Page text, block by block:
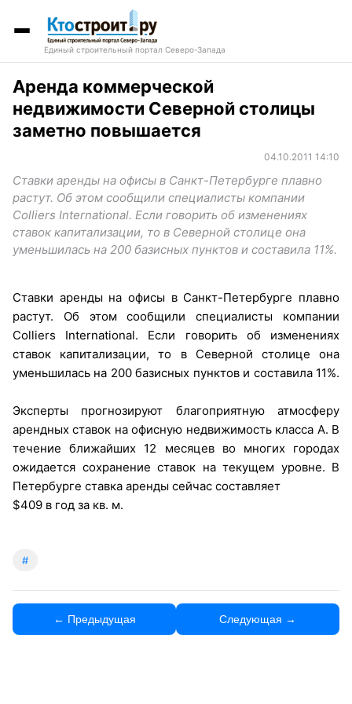
Единый строительный портал Северо-Запада
Аренда коммерческой
недвижимости Северной столицы
заметно повышается
04.10.2011 14:10
Ставки аренды на офисы в Санкт-Петербурге плавно
растут. Об этом сообщили специалисты компании
Colliers International. Если говорить об изменениях
ставок капитализации, то в Северной столице она
уменьшилась на 200 базисных пунктов и составила 11%.
Ставки аренды на офисы в Санкт-Петербурге плавно
растут. Об этом сообщили специалисты компании
Colliers International. Если говорить об изменениях
ставок капитализации, то в Северной столице она
уменьшилась на 200 базисных пунктов и составила 11%.
Эксперты прогнозируют благоприятную атмосферу
арендных ставок на офисную недвижимость класса А. В
течение ближайших 12 месяцев во многих городах
ожидается сохранение ставок на текущем уровне. В
Петербурге ставка аренды сейчас составляет
$409 в год за кв. м.
#
← Предыдущая Следующая →